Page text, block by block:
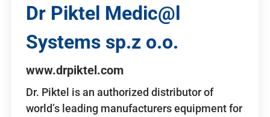
Dr Piktel Medic@l
Systems sp.z o.o.
www.drpiktel.com
Dr. Piktel is an authorized distributor of
world’s leading manufacturers equipment for